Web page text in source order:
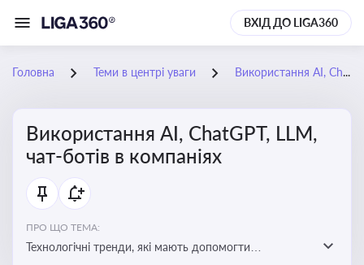
ВХІД ДО LIGA360
Головна Теми в центрі уваги Використання AI, ChatGPT, LLM, чат-ботів в компаніях
Використання AI, ChatGPT, LLM,
чат-ботів в компаніях
ПРО ЩО ТЕМА:
Технологічні тренди, які мають допомогти